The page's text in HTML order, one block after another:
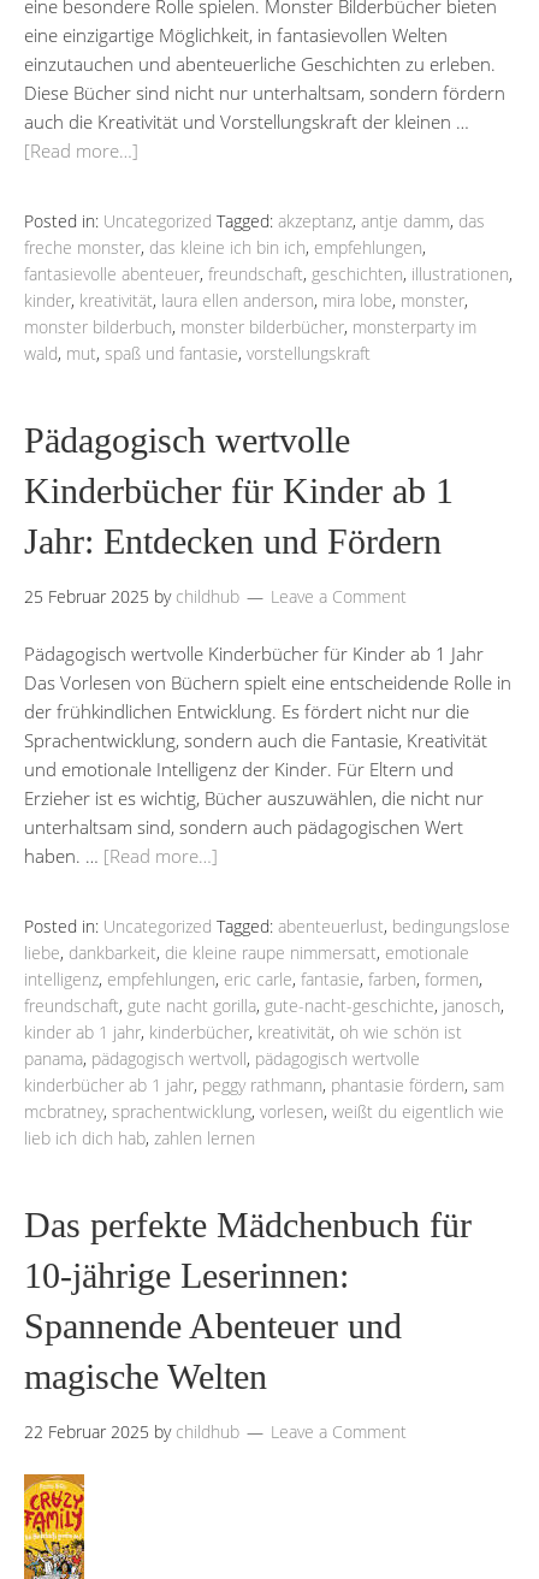
eine besondere Rolle spielen. Monster Bilderbücher bieten
eine einzigartige Möglichkeit, in fantasievollen Welten
einzutauchen und abenteuerliche Geschichten zu erleben.
Diese Bücher sind nicht nur unterhaltsam, sondern fördern
auch die Kreativität und Vorstellungskraft der kleinen …
[Read more…]
Posted in: Uncategorized Tagged: akzeptanz, antje damm, das
freche monster, das kleine ich bin ich, empfehlungen,
fantasievolle abenteuer, freundschaft, geschichten, illustrationen,
kinder, kreativität, laura ellen anderson, mira lobe, monster,
monster bilderbuch, monster bilderbücher, monsterparty im
wald, mut, spaß und fantasie, vorstellungskraft
Pädagogisch wertvolle
Kinderbücher für Kinder ab 1
Jahr: Entdecken und Fördern
25 Februar 2025 by childhub Leave a Comment
Pädagogisch wertvolle Kinderbücher für Kinder ab 1 Jahr
Das Vorlesen von Büchern spielt eine entscheidende Rolle in
der frühkindlichen Entwicklung. Es fördert nicht nur die
Sprachentwicklung, sondern auch die Fantasie, Kreativität
und emotionale Intelligenz der Kinder. Für Eltern und
Erzieher ist es wichtig, Bücher auszuwählen, die nicht nur
unterhaltsam sind, sondern auch pädagogischen Wert
haben. … [Read more…]
Posted in: Uncategorized Tagged: abenteuerlust, bedingungslose
liebe, dankbarkeit, die kleine raupe nimmersatt, emotionale
intelligenz, empfehlungen, eric carle, fantasie, farben, formen,
freundschaft, gute nacht gorilla, gute-nacht-geschichte, janosch,
kinder ab 1 jahr, kinderbücher, kreativität, oh wie schön ist
panama, pädagogisch wertvoll, pädagogisch wertvolle
kinderbücher ab 1 jahr, peggy rathmann, phantasie fördern, sam
mcbratney, sprachentwicklung, vorlesen, weißt du eigentlich wie
lieb ich dich hab, zahlen lernen
Das perfekte Mädchenbuch für
10-jährige Leserinnen:
Spannende Abenteuer und
magische Welten
22 Februar 2025 by childhub Leave a Comment